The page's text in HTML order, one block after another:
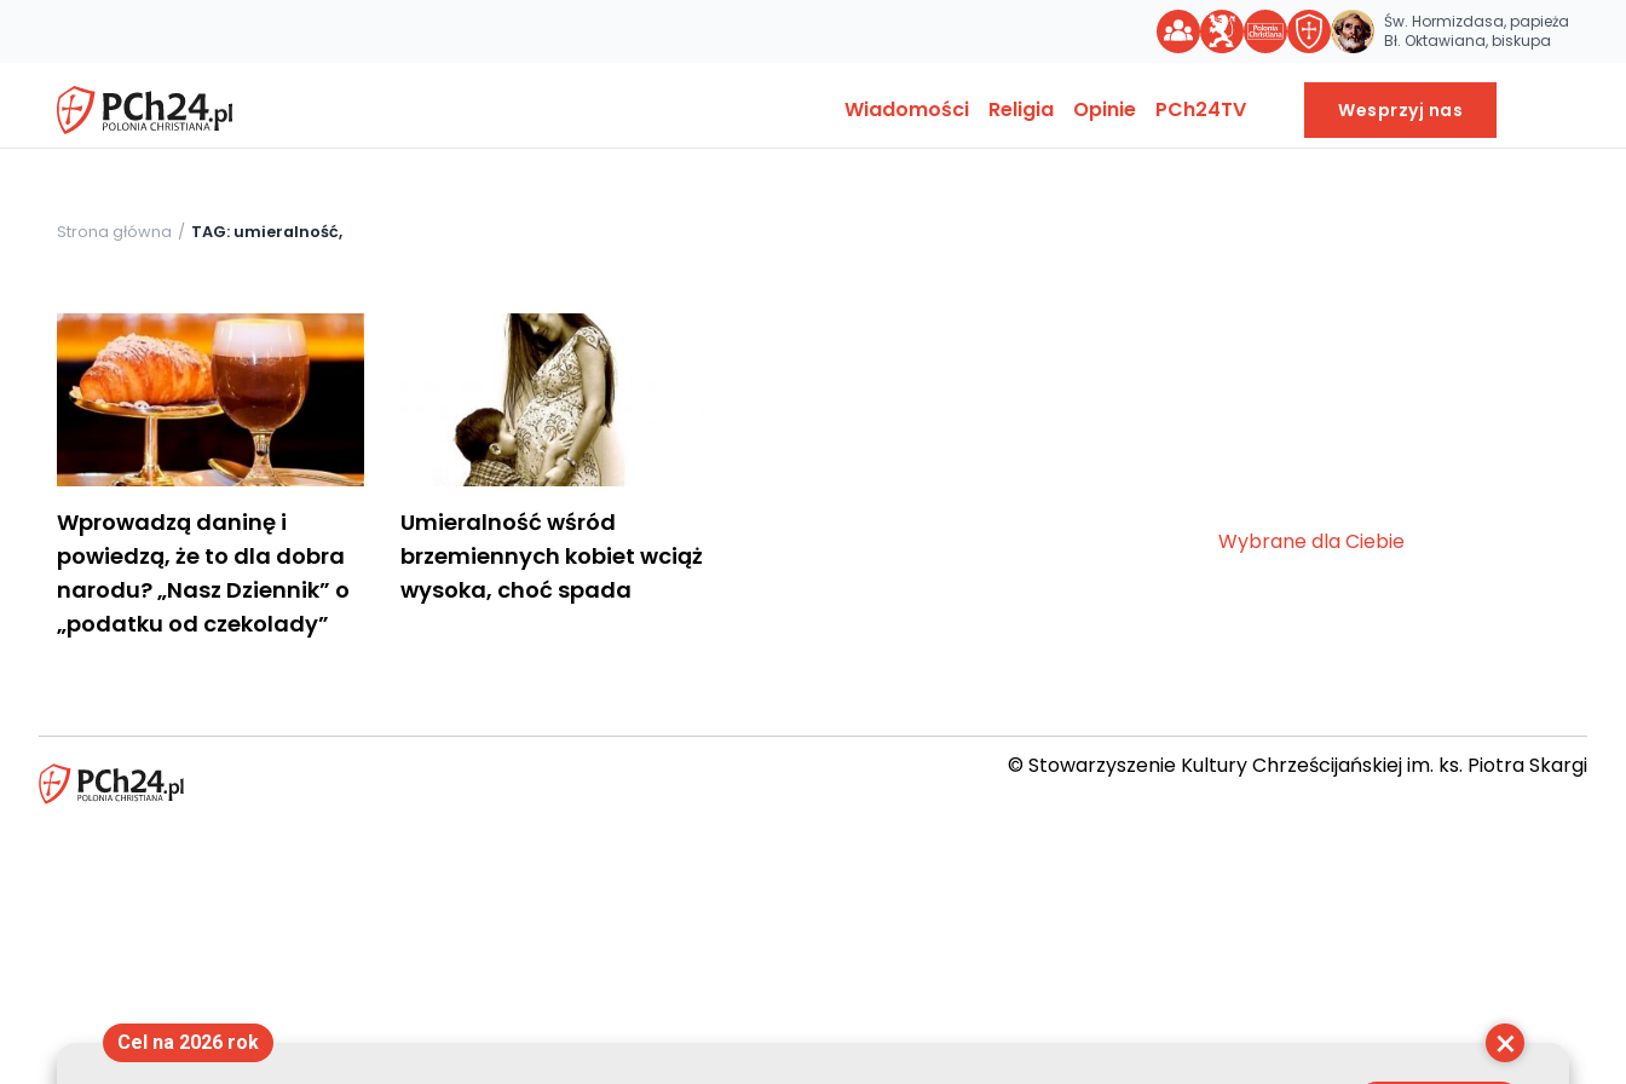
Św. Hormizdasa, papieża
Bł. Oktawiana, biskupa
Wiadomości Religia Opinie PCh24TV Wesprzyj nas
Strona główna TAG: umieralność,
Wprowadzą daninę i
powiedzą, że to dla dobra
narodu? „Nasz Dziennik” o
„podatku od czekolady”
Umieralność wśród
brzemiennych kobiet wciąż
wysoka, choć spada
Wybrane dla Ciebie
© Stowarzyszenie Kultury Chrześcijańskiej im. ks. Piotra Skargi
×
Cel na 2026 rok